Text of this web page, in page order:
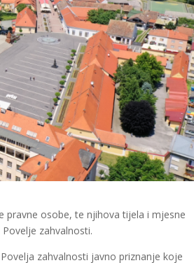
pravne osobe, te njihova tijela i mjesne
zahvalnosti.
zahvalnosti javno priznanje koje